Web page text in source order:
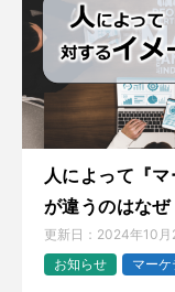
人によって『
が違うのはなぜ
更新日： 2024年10月
お知らせ
マー